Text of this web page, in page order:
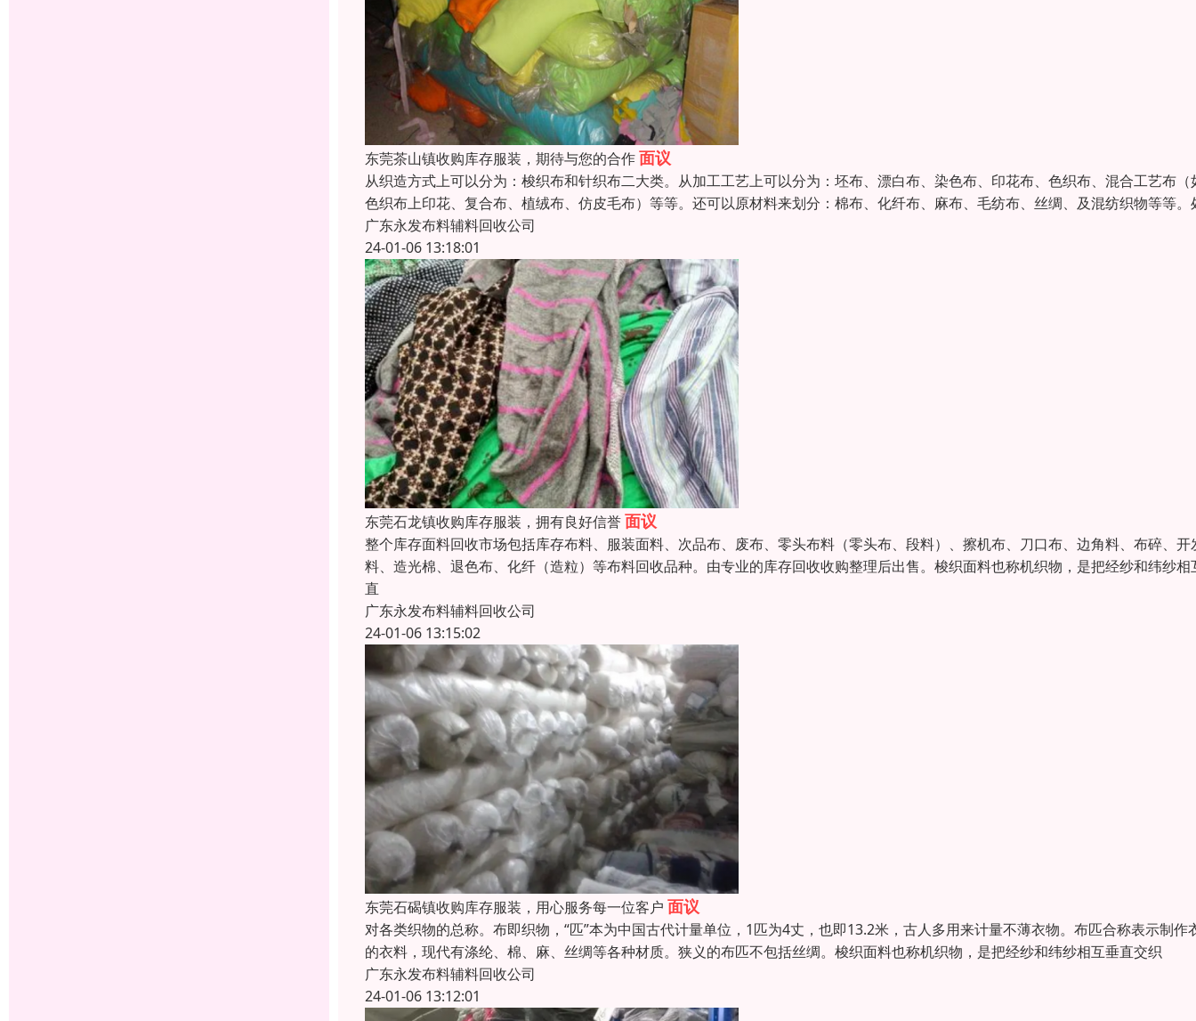
东莞茶山镇收购库存服装，期待与您的合作面议
从织造方式上可以分为：梭织布和针织布二大类。从加工工艺上可以分为：坯布、漂白布、染色布、印花布、色织布、混合工艺布（
色织布上印花、复合布、植绒布、仿皮毛布）等等。还可以原材料来划分：棉布、化纤布、麻布、毛纺布、丝绸、及混纺织物等等。
广东永发布料辅料回收公司
24-01-06 13:18:01
东莞石龙镇收购库存服装，拥有良好信誉面议
整个库存面料回收市场包括库存布料、服装面料、次品布、废布、零头布料（零头布、段料）、擦机布、刀口布、边角料、布碎、开
料、造光棉、退色布、化纤（造粒）等布料回收品种。由专业的库存回收收购整理后出售。梭织面料也称机织物，是把经纱和纬纱相
直
广东永发布料辅料回收公司
24-01-06 13:15:02
东莞石碣镇收购库存服装，用心服务每一位客户 面议
对各类织物的总称。布即织物，“匹”本为中国古代计量单位，1匹为4丈，也即13.2米，古人多用来计量不薄衣物。布匹合称表示制作
的衣料，现代有涤纶、棉、麻、丝绸等各种材质。狭义的布匹不包括丝绸。梭织面料也称机织物，是把经纱和纬纱相互垂直交织
广东永发布料辅料回收公司
24-01-06 13:12:01